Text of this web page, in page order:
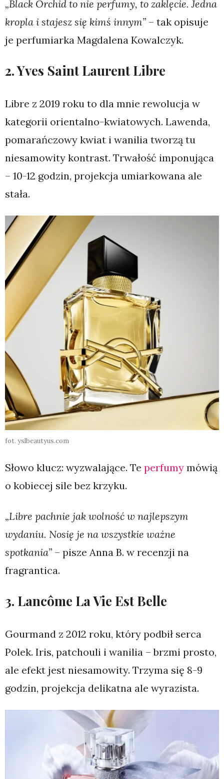
„Black Orchid to nie perfumy, to zaklęcie. Jedna
kropla i stajesz się kimś innym” – tak opisuje
je perfumiarka Magdalena Kowalczyk.
2. Yves Saint Laurent Libre
Libre z 2019 roku to dla mnie rewolucja w
kategorii orientalno-kwiatowych. Lawenda,
pomarańczowy kwiat i wanilia tworzą tu
niesamowity kontrast. Trwałość imponująca
– 10-12 godzin, projekcja umiarkowana ale
stała.
fot. yslbeautyus.com
Słowo klucz: wyzwalające. Te perfumy mówią
o kobiecej sile bez krzyku.
„Libre pachnie jak wolność w najlepszym
wydaniu. Nosię je na wszystkie ważne
spotkania” – pisze Anna B. w recenzji na
fragrantica.
3. Lancôme La Vie Est Belle
Gourmand z 2012 roku, który podbił serca
Polek. Iris, patchouli i wanilia – brzmi prosto,
ale efekt jest niesamowity. Trzyma się 8-9
godzin, projekcja delikatna ale wyrazista.